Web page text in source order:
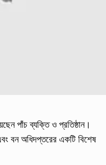
পাঁচ ব্যক্তি ও প্রতিষ্ঠান।
বন অধিদপ্তরের একটি বিশেষ